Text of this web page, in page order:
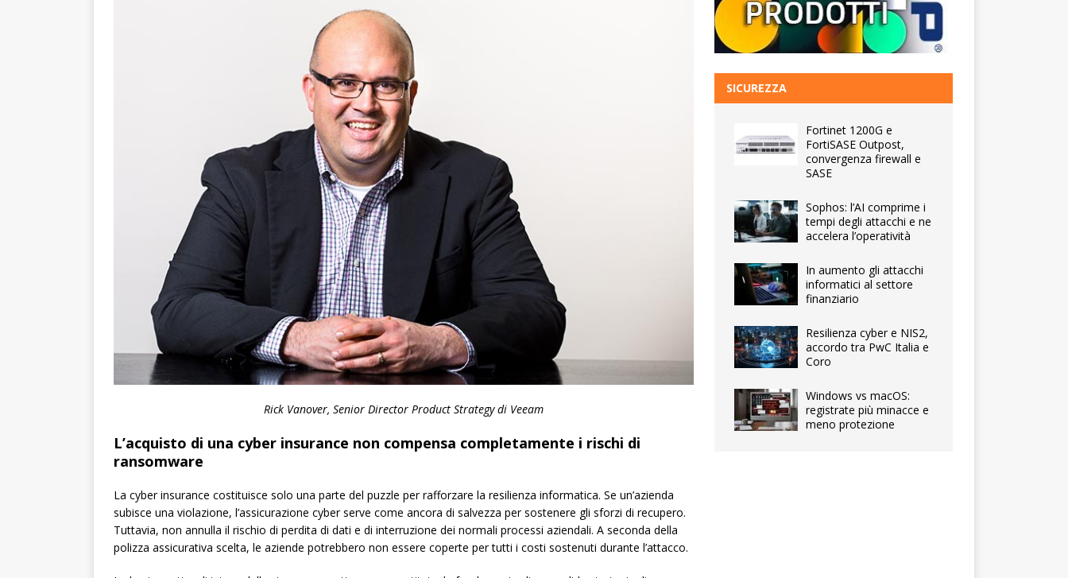
Rick Vanover, Senior Director Product Strategy di Veeam
L’acquisto di una cyber insurance non compensa completamente i rischi di
ransomware
La cyber insurance costituisce solo una parte del puzzle per rafforzare la resilienza informatica. Se un’azienda
subisce una violazione, l’assicurazione cyber serve come ancora di salvezza per sostenere gli sforzi di recupero.
Tuttavia, non annulla il rischio di perdita di dati e di interruzione dei normali processi aziendali. A seconda della
polizza assicurativa scelta, le aziende potrebbero non essere coperte per tutti i costi sostenuti durante l’attacco.
SICUREZZA
Fortinet 1200G e
FortiSASE Outpost,
convergenza firewall e
SASE
Sophos: l’AI comprime i
tempi degli attacchi e ne
accelera l’operatività
In aumento gli attacchi
informatici al settore
finanziario
Resilienza cyber e NIS2,
accordo tra PwC Italia e
Coro
Windows vs macOS:
registrate più minacce e
meno protezione